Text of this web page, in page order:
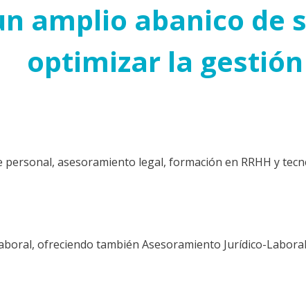
amplio abanico de
optimizar la
personal, asesoramiento legal, formación en RRHH y
ofreciendo también Asesoramiento Jurídico-